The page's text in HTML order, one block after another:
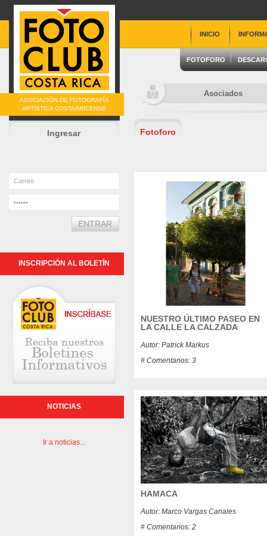
ASOCIACIÓN DE FOTOGRAFÍA
ARTÍSTICA COSTARRICENSE
INICIO
FOTOFORO
Ingresar
INSCRIPCIÓN AL BOLETÍN
NOTICIAS
Ir a noticias...
Asociados
Fotoforo
NUESTRO ÚLTIMO PASEO EN
LA CALLE LA CALZADA
Autor: Patrick Markus
# Comentarios: 3
HAMACA
Autor: Marco Vargas Canales
# Comentarios: 2